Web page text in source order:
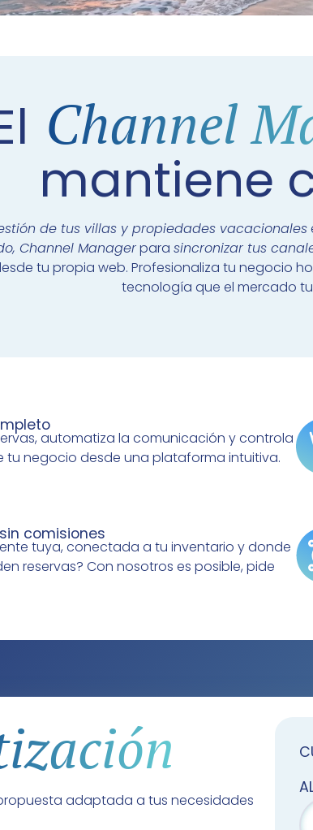
Channel
mantiene
de tus villas y propiedades vacacionales
Channel Managerpara sincronizar tus
tu propia web. Profesionaliza tu negocio
tecnología que el mercado
automatiza la comunicación y controla
negocio desde una plataforma intuitiva.
comisiones
tuya, conectada a tu inventario y donde
reservas? Con nosotros es posible, pide
adaptada a tus necesidades